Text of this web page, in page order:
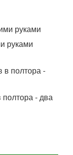
руками
полтора - два